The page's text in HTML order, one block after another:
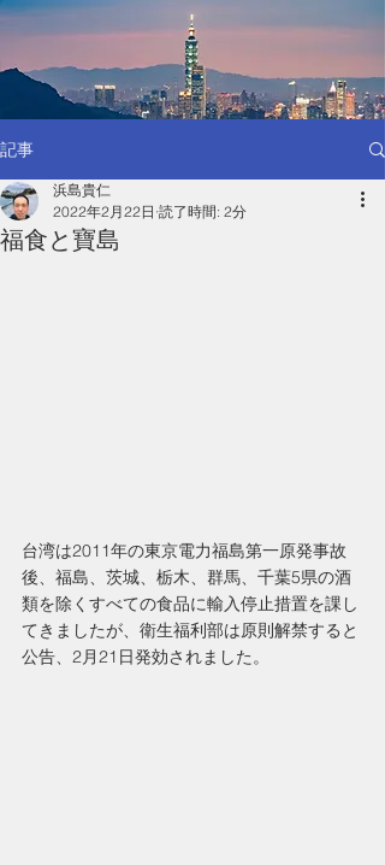
記事
福食と寶島
浜島貴仁
2022年2月22日 読了時間: 2分
台湾は2011年の東京電力福島第一原発事故
後、福島、茨城、栃木、群馬、千葉5県の酒
類を除くすべての食品に輸入停止措置を課し
てきましたが、衛生福利部は原則解禁すると
公告、2月21日発効されました。